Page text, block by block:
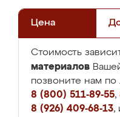
Цена
Стоимость
материалов
позвоните нам
8 (800) 511-89-55,
8 (926) 409-68-13,